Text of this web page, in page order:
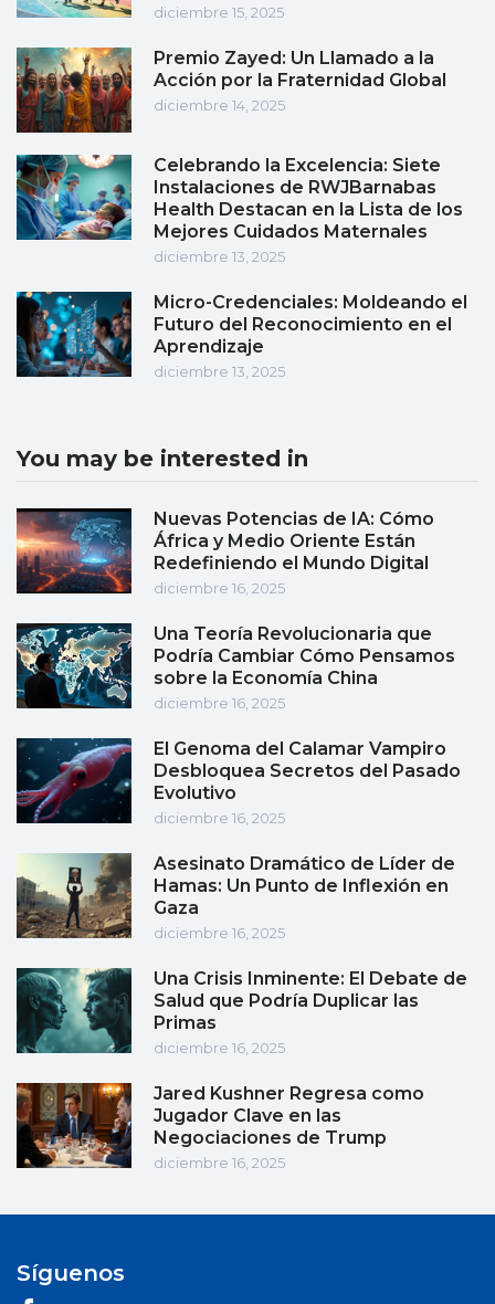
diciembre 15, 2025
Premio Zayed: Un Llamado a la
Acción por la Fraternidad Global
diciembre 14, 2025
Celebrando la Excelencia: Siete
Instalaciones de RWJBarnabas
Health Destacan en la Lista de los
Mejores Cuidados Maternales
diciembre 13, 2025
Micro-Credenciales: Moldeando el
Futuro del Reconocimiento en el
Aprendizaje
diciembre 13, 2025
You may be interested in
Nuevas Potencias de IA: Cómo
África y Medio Oriente Están
Redefiniendo el Mundo Digital
diciembre 16, 2025
Una Teoría Revolucionaria que
Podría Cambiar Cómo Pensamos
sobre la Economía China
diciembre 16, 2025
El Genoma del Calamar Vampiro
Desbloquea Secretos del Pasado
Evolutivo
diciembre 16, 2025
Asesinato Dramático de Líder de
Hamas: Un Punto de Inflexión en
Gaza
diciembre 16, 2025
Una Crisis Inminente: El Debate de
Salud que Podría Duplicar las
Primas
diciembre 16, 2025
Jared Kushner Regresa como
Jugador Clave en las
Negociaciones de Trump
diciembre 16, 2025
Síguenos